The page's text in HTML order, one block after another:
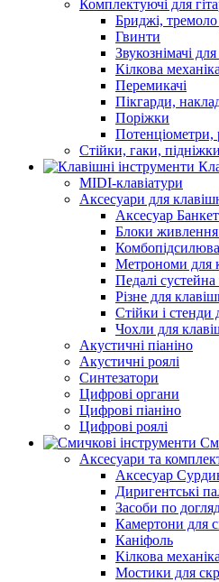
Комплектуючі для
Бриджі, тремоло
Гвинти
Звукознімачі для
Кілкова
Перемикачі
Пікгарди,
Поріжки
Потенціометри,
Стійки, гаки,
MIDI-клавіатури
Аксесуари для
Аксесуар
Блоки
Метрономи для
Педалі
Різне для
Стійки і стенди
Чохли для
Акустичні піаніно
Акустичні роялі
Синтезатори
Цифрові органи
Цифрові піаніно
Цифрові роялі
Аксесуари та
Аксесуар
Диригентські
Засоби по
Камертони для
Каніфоль
Кілкова
Мостики для